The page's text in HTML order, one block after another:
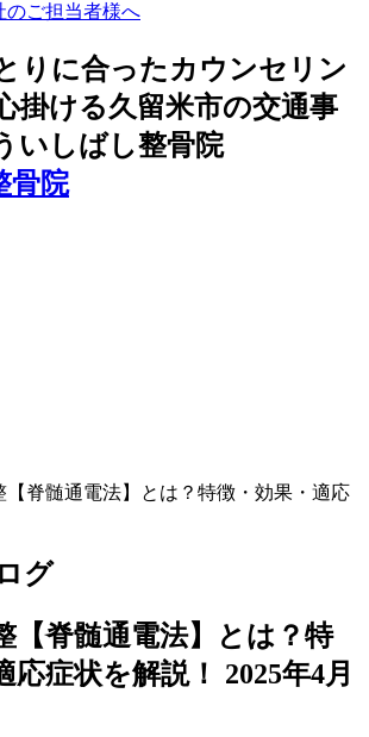
のご担当者様へ
りに合ったカウンセリン
掛ける久留米市の交通事
いしばし整骨院
【脊髄通電法】とは？特徴・効果・適応
グ
【脊髄通電法】とは？特
応症状を解説！
2025年4月